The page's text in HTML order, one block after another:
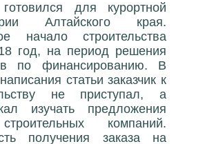
для курортной
Алтайского края.
начало строительства
год, на период решения
по финансированию. В
статьи заказчик к
не приступал, а
изучать предложения
компаний.
получения заказа на